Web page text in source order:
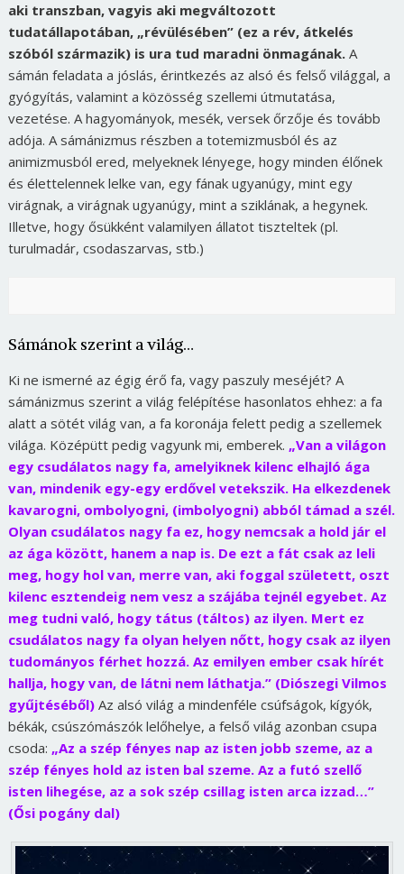
aki transzban, vagyis aki megváltozott
tudatállapotában, „révülésében” (ez a rév, átkelés
szóból származik) is ura tud maradni önmagának.A
sámán feladata a jóslás, érintkezés az alsó és felső világgal, a
gyógyítás, valamint a közösség szellemi útmutatása,
vezetése. A hagyományok, mesék, versek őrzője és tovább
adója. A sámánizmus részben a totemizmusból és az
animizmusból ered, melyeknek lényege, hogy minden élőnek
és élettelennek lelke van, egy fának ugyanúgy, mint egy
virágnak, a virágnak ugyanúgy, mint a sziklának, a hegynek.
Illetve, hogy ősükként valamilyen állatot tiszteltek (pl.
turulmadár, csodaszarvas, stb.)
Sámánok szerint a világ…
Ki ne ismerné az égig érő fa, vagy paszuly meséjét? A
sámánizmus szerint a világ felépítése hasonlatos ehhez: a fa
alatt a sötét világ van, a fa koronája felett pedig a szellemek
világa. Középütt pedig vagyunk mi, emberek. „Van a világon
egy csudálatos nagy fa, amelyiknek kilenc elhajló ága
van, mindenik egy-egy erdővel vetekszik. Ha elkezdenek
kavarogni, ombolyogni, (imbolyogni) abból támad a szél.
Olyan csudálatos nagy fa ez, hogy nemcsak a hold jár el
az ága között, hanem a nap is. De ezt a fát csak az leli
meg, hogy hol van, merre van, aki foggal született, oszt
kilenc esztendeig nem vesz a szájába tejnél egyebet. Az
meg tudni való, hogy tátus (táltos) az ilyen. Mert ez
csudálatos nagy fa olyan helyen nőtt, hogy csak az ilyen
tudományos férhet hozzá. Az emilyen ember csak hírét
hallja, hogy van, de látni nem láthatja.” (Diószegi Vilmos
gyűjtéséből)Az alsó világ a mindenféle csúfságok, kígyók,
békák, csúszómászók lelőhelye, a felső világ azonban csupa
csoda: „Az a szép fényes nap az isten jobb szeme, az a
szép fényes hold az isten bal szeme. Az a futó szellő
isten lihegése, az a sok szép csillag isten arca izzad…”
(Ősi pogány dal)